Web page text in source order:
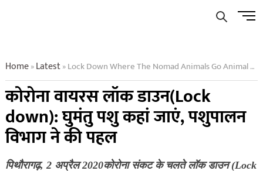
Menu
Home»Latest»Lock Down Where The Nomad Animals Go Animal Husbandry Department Initiated
कोरोना वायरस लॉक डाउन(Lock
down): घुमंतु पशु कहां जाएं, पशुपालन
विभाग ने की पहल
पिथौरागढ़, 2 अप्रैल 2020कोरोना संकट के चलते लॉक डाउन (Lock